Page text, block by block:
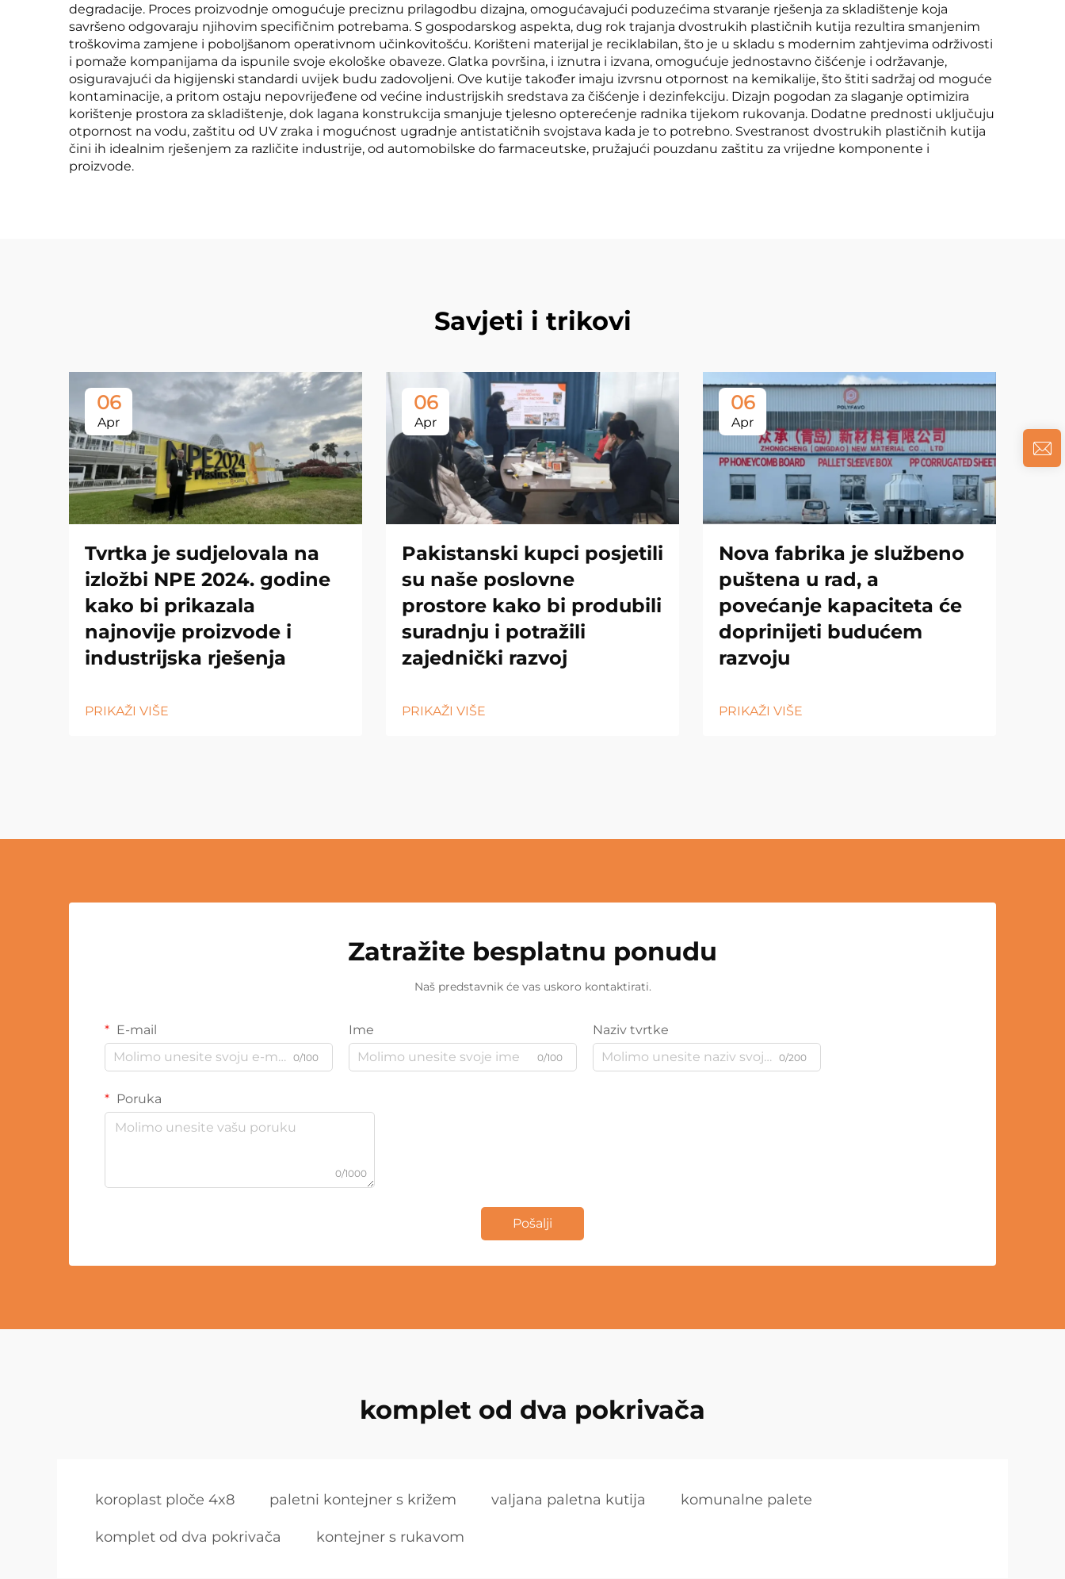
degradacije. Proces proizvodnje omogućuje preciznu prilagodbu dizajna, omogućavajući poduzećima stvaranje rješenja za skladištenje koja
savršeno odgovaraju njihovim specifičnim potrebama. S gospodarskog aspekta, dug rok trajanja dvostrukih plastičnih kutija rezultira smanjenim
troškovima zamjene i poboljšanom operativnom učinkovitošću. Korišteni materijal je reciklabilan, što je u skladu s modernim zahtjevima održivosti
i pomaže kompanijama da ispunile svoje ekološke obaveze. Glatka površina, i iznutra i izvana, omogućuje jednostavno čišćenje i održavanje,
osiguravajući da higijenski standardi uvijek budu zadovoljeni. Ove kutije također imaju izvrsnu otpornost na kemikalije, što štiti sadržaj od moguće
kontaminacije, a pritom ostaju nepovrijeđene od većine industrijskih sredstava za čišćenje i dezinfekciju. Dizajn pogodan za slaganje optimizira
korištenje prostora za skladištenje, dok lagana konstrukcija smanjuje tjelesno opterećenje radnika tijekom rukovanja. Dodatne prednosti uključuju
otpornost na vodu, zaštitu od UV zraka i mogućnost ugradnje antistatičnih svojstava kada je to potrebno. Svestranost dvostrukih plastičnih kutija
čini ih idealnim rješenjem za različite industrije, od automobilske do farmaceutske, pružajući pouzdanu zaštitu za vrijedne komponente i
proizvode.
Savjeti i trikovi
06
Apr
Tvrtka je sudjelovala na
izložbi NPE 2024. godine
kako bi prikazala
najnovije proizvode i
industrijska rješenja
PRIKAŽI VIŠE
06
Apr
Pakistanski kupci posjetili
su naše poslovne
prostore kako bi produbili
suradnju i potražili
zajednički razvoj
PRIKAŽI VIŠE
06
Apr
Nova fabrika je službeno
puštena u rad, a
povećanje kapaciteta će
doprinijeti budućem
razvoju
PRIKAŽI VIŠE
Zatražite besplatnu ponudu
Naš predstavnik će vas uskoro kontaktirati.
E-mail
0/100
Ime
0/100
Naziv tvrtke
0/200
Poruka
0/1000
Pošalji
komplet od dva pokrivača
koroplast ploče 4x8 paletni kontejner s križem valjana paletna kutija komunalne palete
komplet od dva pokrivača kontejner s rukavom